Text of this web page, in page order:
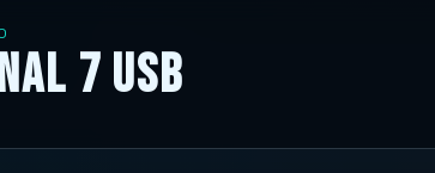
7 USB